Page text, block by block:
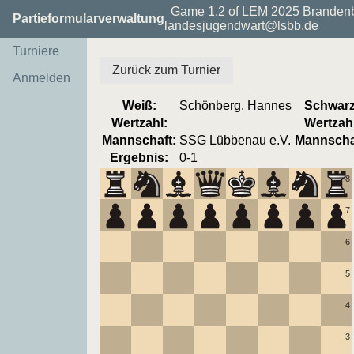
Partieformularverwaltung
Game 1.2 of LEM 2025
landesjugendwart@lsbb.de
Turniere
Anmelden
Zurück zum Turnier
Weiß: Schönberg, Hannes
Wertzahl:
Mannschaft: SSG Lübbenau e.V.
Ergebnis:
0-1
3
4
5
6
7
8